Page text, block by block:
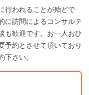
行われることが殆どで
に訪問によるコンサルテ
も歓迎です。お一人おひ
予約とさせて頂いており
下さい。